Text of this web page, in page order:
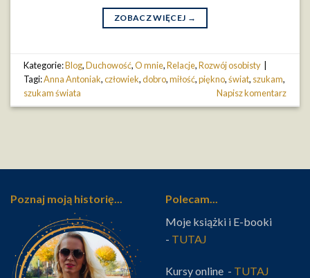
ZOBACZ WIĘCEJ →
Kategorie:Blog,Duchowość,O mnie,Relacje,Rozwój osobisty
Tagi:Anna Antoniak,człowiek,dobro,miłość,piękno,świat, szukam,
szukam świata
Napisz komentarz
Poznaj moją historię...
Polecam...
Moje książki i E-booki
- TUTAJ
Kursy online - TUTAJ